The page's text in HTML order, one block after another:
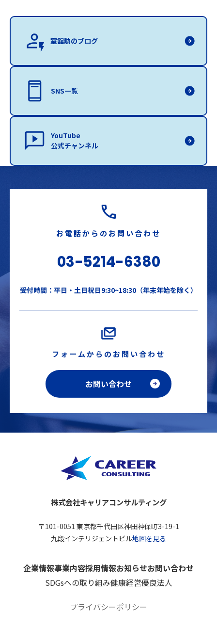
室舘勲のブログ
SNS一覧
YouTube
公式チャンネル
お電話からのお問い合わせ
03-5214-6380
受付時間：平日・土日祝日9:30~18:30（年末年始を除く）
フォームからのお問い合わせ
お問い合わせ
株式会社キャリアコンサルティング
〒101-0051 東京都千代田区神田神保町3-19-1
九段インテリジェントビル地図を見る
企業情報事業内容採用情報お知らせお問い合わせ
SDGsへの取り組み健康経営優良法人
プライバシーポリシー